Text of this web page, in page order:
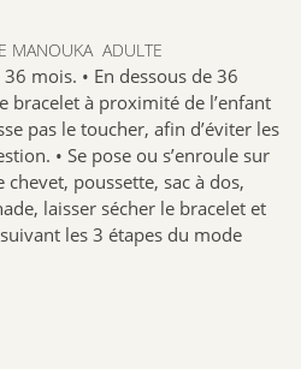
MANOUKA ADULTE
mois. • En dessous de 36
bracelet à proximité de l’enfant
pas le toucher, afin d’éviter les
• Se pose ou s’enroule sur
poussette, sac à dos,
laisser sécher le bracelet et
les 3 étapes du mode